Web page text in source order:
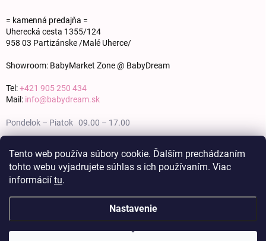
Tento web používa súbory cookie. Ďalším prechádzaním
tohto webu vyjadrujete súhlas s ich používaním. Viac
informácií tu.
Nastavenie
= kamenná predajňa =
Uherecká cesta 1355/124
958 03 Partizánske /Malé Uherce/
Showroom: BabyMarket Zone @ BabyDream
Tel:+421 905 250 434
Mail: info@babydream.sk
Pondelok – Piatok 09.00 – 17.00
Nedeľa zatvorené
Copyright 2026BABY DREAM. Všetky práva vyhradené.Upraviť nastavenie